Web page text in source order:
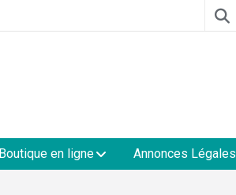
Boutique en ligne Annonces Légales